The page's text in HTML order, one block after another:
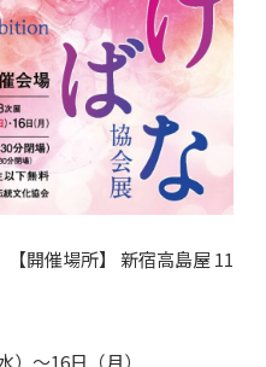
【開催場所】 新宿高島屋 11
）〜16日（月）